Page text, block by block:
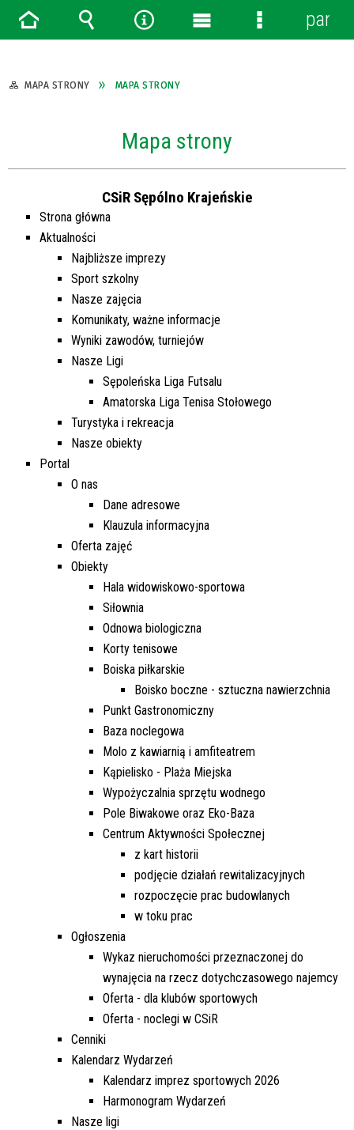
MAPA STRONY MAPA STRONY
Mapa strony
CSiR Sępólno Krajeńskie
Strona główna
Aktualności
Najbliższe imprezy
Sport szkolny
Nasze zajęcia
Komunikaty, ważne informacje
Wyniki zawodów, turniejów
Nasze Ligi
Sępoleńska Liga Futsalu
Amatorska Liga Tenisa Stołowego
Turystyka i rekreacja
Nasze obiekty
Portal
O nas
Dane adresowe
Klauzula informacyjna
Oferta zajęć
Obiekty
Hala widowiskowo-sportowa
Siłownia
Odnowa biologiczna
Korty tenisowe
Boiska piłkarskie
Boisko boczne - sztuczna nawierzchnia
Punkt Gastronomiczny
Baza noclegowa
Molo z kawiarnią i amfiteatrem
Kąpielisko - Plaża Miejska
Wypożyczalnia sprzętu wodnego
Pole Biwakowe oraz Eko-Baza
Centrum Aktywności Społecznej
z kart historii
podjęcie działań rewitalizacyjnych
rozpoczęcie prac budowlanych
w toku prac
Ogłoszenia
Wykaz nieruchomości przeznaczonej do
wynajęcia na rzecz dotychczasowego najemcy
Oferta - dla klubów sportowych
Oferta - noclegi w CSiR
Cenniki
Kalendarz Wydarzeń
Kalendarz imprez sportowych 2026
Harmonogram Wydarzeń
Nasze ligi
Strona Wyszukiwarka
NarzędziaMenu
Menu
panel